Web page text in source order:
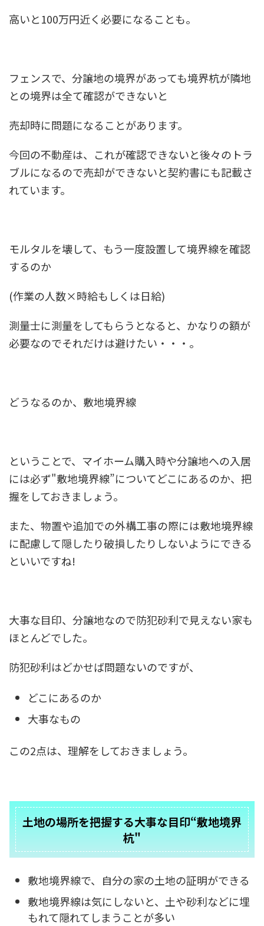
高いと100万円近く必要になることも。
フェンスで、分譲地の境界があっても境界杭が隣地
との境界は全て確認ができないと
売却時に問題になることがあります。
今回の不動産は、これが確認できないと後々のトラ
ブルになるので売却ができないと契約書にも記載さ
れています。
モルタルを壊して、もう一度設置して境界線を確認
するのか
(作業の人数×時給もしくは日給)
測量士に測量をしてもらうとなると、かなりの額が
必要なのでそれだけは避けたい・・・。
どうなるのか、敷地境界線
ということで、マイホーム購入時や分譲地への入居
には必ず"敷地境界線”についてどこにあるのか、把
握をしておきましょう。
また、物置や追加での外構工事の際には敷地境界線
に配慮して隠したり破損したりしないようにできる
といいですね!
大事な目印、分譲地なので防犯砂利で見えない家も
ほとんどでした。
防犯砂利はどかせば問題ないのですが、
どこにあるのか
大事なもの
この2点は、理解をしておきましょう。
土地の場所を把握する大事な目印“敷地境界
杭"
敷地境界線で、自分の家の土地の証明ができる
敷地境界線は気にしないと、土や砂利などに埋
もれて隠れてしまうことが多い